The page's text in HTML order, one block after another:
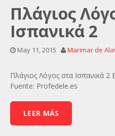
Πλάγιος
Ισπανικά 2
May 11, 2015 Marimar de
Πλάγιος Λόγος στα Ισπανικά
Fuente: Profedele.es
LEER MÁS